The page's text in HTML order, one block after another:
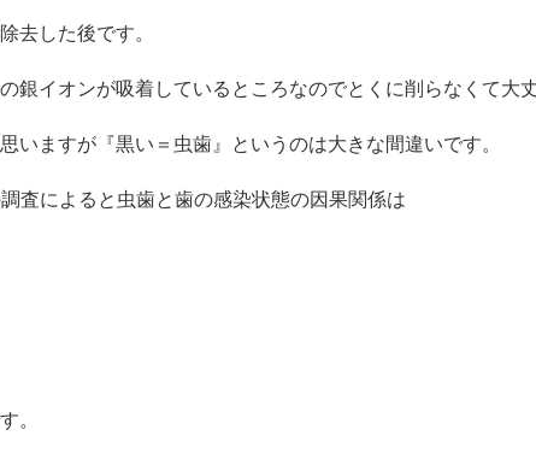
去した後です。
銀イオンが吸着しているところなのでとくに削らなくて大丈
いますが『黒い＝虫歯』というのは大きな間違いです。
査によると虫歯と歯の感染状態の因果関係は
。